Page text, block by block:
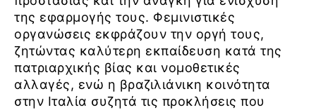
της εφαρμογής τους. Φεμινιστικές
οργανώσεις εκφράζουν την οργή τους,
ζητώντας καλύτερη εκπαίδευση κατά της
πατριαρχικής βίας και νομοθετικές
αλλαγές, ενώ η βραζιλιάνικη κοινότητα
στην Ιταλία συζητά τις προκλήσεις που